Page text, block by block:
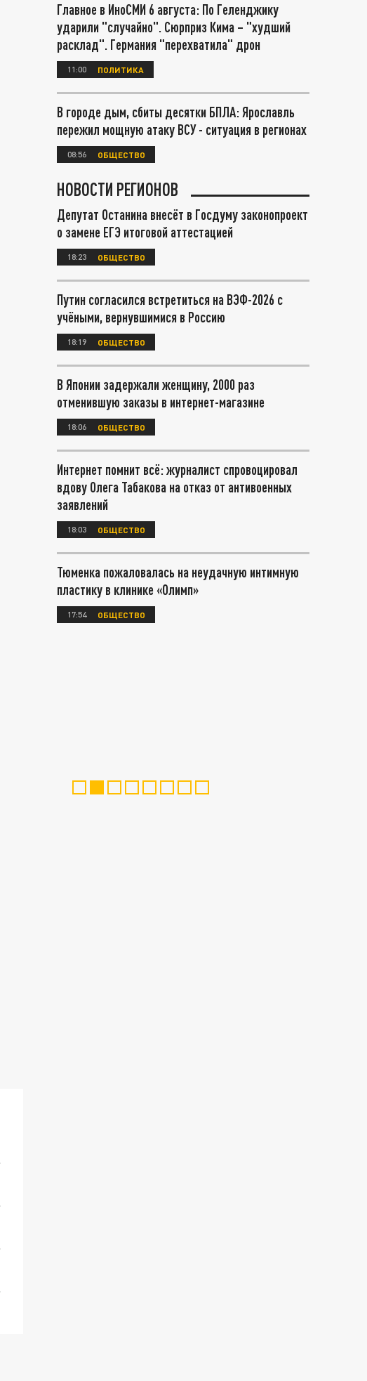
Главное в ИноСМИ 6 августа: По Геленджику
ударили "случайно". Сюрприз Кима – "худший
расклад". Германия "перехватила" дрон
11:00 ПОЛИТИКА
В городе дым, сбиты десятки БПЛА: Ярославль
пережил мощную атаку ВСУ - ситуация в регионах
08:56 ОБЩЕСТВО
НОВОСТИ РЕГИОНОВ
Депутат Останина внесёт в Госдуму законопроект
о замене ЕГЭ итоговой аттестацией
18:23 ОБЩЕСТВО
Путин согласился встретиться на ВЭФ-2026 с
учёными, вернувшимися в Россию
18:19 ОБЩЕСТВО
В Японии задержали женщину, 2000 раз
отменившую заказы в интернет-магазине
18:06 ОБЩЕСТВО
Интернет помнит всё: журналист спровоцировал
вдову Олега Табакова на отказ от антивоенных
заявлений
18:03 ОБЩЕСТВО
Тюменка пожаловалась на неудачную интимную
пластику в клинике «Олимп»
17:54 ОБЩЕСТВО